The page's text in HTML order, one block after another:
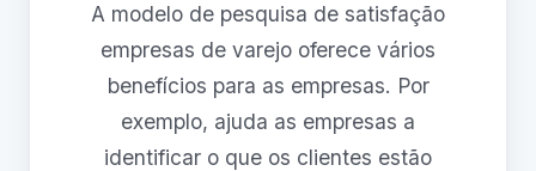
A modelo de pesquisa de satisfação
empresas de varejo oferece vários
benefícios para as empresas. Por
exemplo, ajuda as empresas a
identificar o que os clientes estão